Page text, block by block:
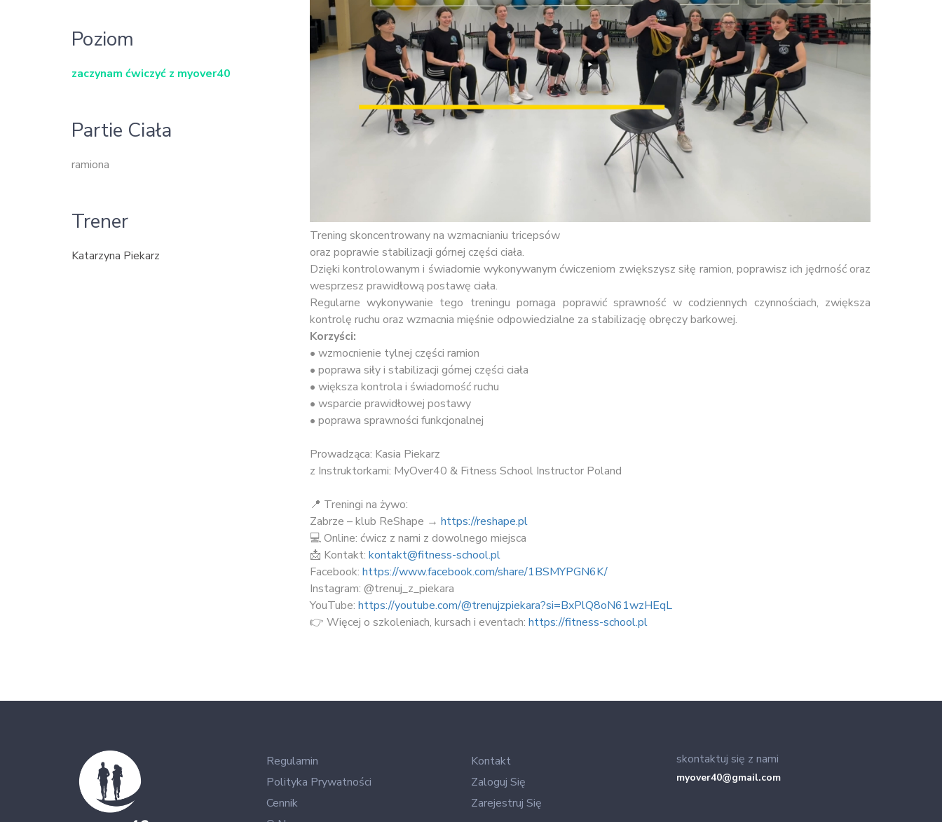
Poziom
zaczynam ćwiczyć z myover40
Partie Ciała
ramiona
Trener
Katarzyna Piekarz
Trening skoncentrowany na wzmacnianiu tricepsów
oraz poprawie stabilizacji górnej części ciała.
Dzięki kontrolowanym i świadomie wykonywanym ćwiczeniom zwiększysz siłę ramion, poprawisz ich jędrność oraz
wesprzesz prawidłową postawę ciała.
Regularne wykonywanie tego treningu pomaga poprawić sprawność w codziennych czynnościach, zwiększa
kontrolę ruchu oraz wzmacnia mięśnie odpowiedzialne za stabilizację obręczy barkowej.
Korzyści:
• wzmocnienie tylnej części ramion
• poprawa siły i stabilizacji górnej części ciała
• większa kontrola i świadomość ruchu
• wsparcie prawidłowej postawy
• poprawa sprawności funkcjonalnej
Prowadząca: Kasia Piekarz
z Instruktorkami: MyOver40 & Fitness School Instructor Poland
📍 Treningi na żywo:
Zabrze – klub ReShape → https://reshape.pl
💻 Online: ćwicz z nami z dowolnego miejsca
📩 Kontakt: kontakt@fitness-school.pl
Facebook: https://www.facebook.com/share/1BSMYPGN6K/
Instagram: @trenuj_z_piekara
YouTube: https://youtube.com/@trenujzpiekara?si=BxPlQ8oN61wzHEqL
👉 Więcej o szkoleniach, kursach i eventach: https://fitness-school.pl
Regulamin
Polityka Prywatności
Cennik
Kontakt
Zaloguj Się
Zarejestruj Się
skontaktuj się z nami
myover40@gmail.com